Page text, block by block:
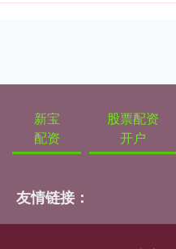
新宝
配资
股票配资
开户
友情链接：